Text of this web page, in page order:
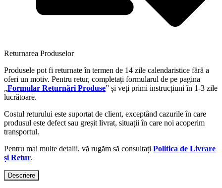
Returnarea Produselor
Produsele pot fi returnate în termen de 14 zile calendaristice fără a
oferi un motiv. Pentru retur, completați formularul de pe pagina
„Formular Returnări Produse” și veți primi instrucțiuni în 1-3 zile
lucrătoare.
Costul returului este suportat de client, exceptând cazurile în care
produsul este defect sau greșit livrat, situații în care noi acoperim
transportul.
Pentru mai multe detalii, vă rugăm să consultați Politica de Livrare
și Retur.
Descriere